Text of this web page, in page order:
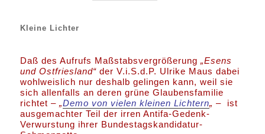
Kleine Lichter
Daß des Aufrufs Maßstabsvergrößerung„Esens
und Ostfriesland“ der V.i.S.d.P. Ulrike Maus dabei
wohlweislich nur deshalb gelingen kann, weil sie
sich allenfalls an deren grüne Glaubensfamilie
richtet –„Demo von vielen kleinen Lichtern„ – ist
ausgemachter Teil der irren Antifa-Gedenk-
Verwurstung ihrer Bundestagskandidatur-